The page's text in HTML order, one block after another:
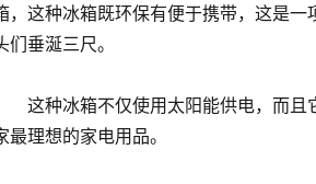
，这种冰箱既环保有便于携带，这是
们垂涎三尺。
这种冰箱不仅使用太阳能供电，而且
最理想的家电用品。